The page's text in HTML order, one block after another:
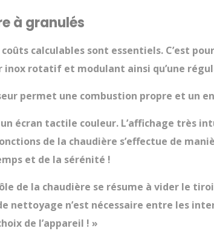
à granulés
calculables sont essentiels. C’est
inox rotatif et modulant ainsi qu’une
permet une combustion propre et un
écran tactile couleur. L’affichage très
de la chaudière s’effectue de
et de la sérénité !
de la chaudière se résume à vider le
nettoyage n’est nécessaire entre les
de l’appareil ! »